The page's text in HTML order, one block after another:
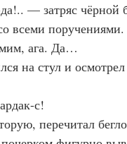
— затряс чёрной
всеми
ага. Да…
на стул и
с!
перечитал